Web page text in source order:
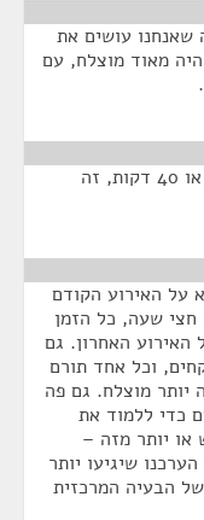
שאנחנו עושים את
האירוע הזה. בסך הכול האירוע ב-2010 היה מאוד מוצלח, עם
הם מחזיקים אנשים באוטובוס במשך 30 או 40 דקות, זה
על האירוע הקודם
חצי שעה, כל הזמן
האירוע האחרון. גם
וכל אחד תורם
יותר מוצלח. גם פה
כדי ללמוד את
יגיעו 120 אלף איש או יותר מזה –
שיגיעו יותר
הבעיה המרכזית